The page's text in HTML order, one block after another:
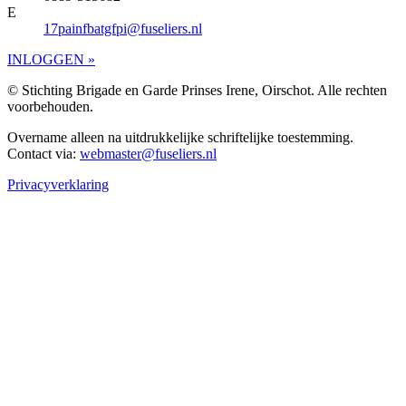
E
17painfbatgfpi@fuseliers.nl
INLOGGEN »
© Stichting Brigade en Garde Prinses Irene, Oirschot. Alle rechten
voorbehouden.
Overname alleen na uitdrukkelijke schriftelijke toestemming.
Contact via: webmaster@fuseliers.nl
Privacyverklaring